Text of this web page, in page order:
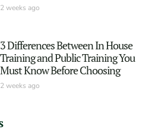
2 weeks ago
3 Differences Between In House
Training and Public Training You
Must Know Before Choosing
2 weeks ago